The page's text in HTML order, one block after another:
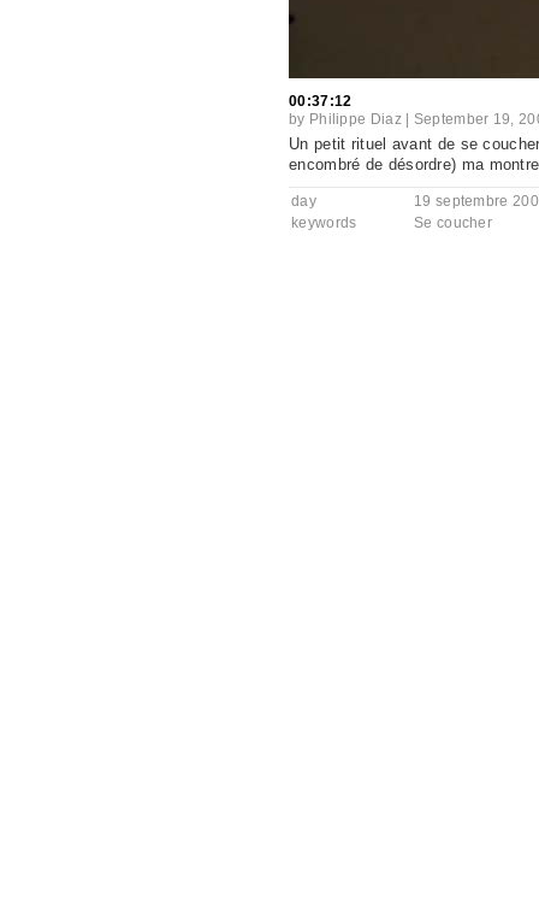
00:37:12
by Philippe Diaz| September 19,
Un petit rituel avant de se
encombré de désordre) ma
day
19 septembre
keywords
Se coucher